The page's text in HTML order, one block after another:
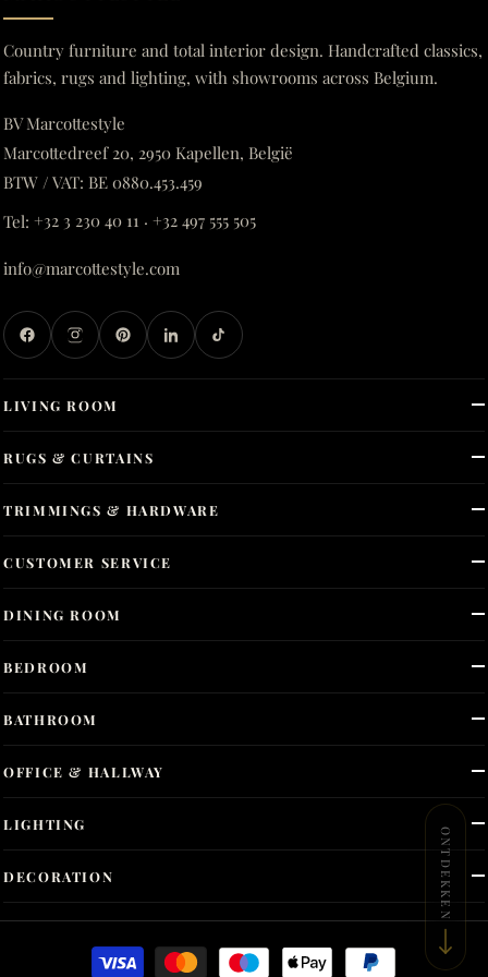
Country furniture and total interior design. Handcrafted classics,
fabrics, rugs and lighting, with showrooms across Belgium.
BV Marcottestyle
Marcottedreef 20, 2950 Kapellen, België
BTW / VAT: BE 0880.453.459
Tel: +32 3 230 40 11 · +32 497 555 505
info@marcottestyle.com
LIVING ROOM
DINING ROOM
BEDROOM
BATHROOM
OFFICE & HALLWAY
LIGHTING
DECORATION
RUGS & CURTAINS
TRIMMINGS & HARDWARE
CUSTOMER SERVICE
ONTDEKKEN